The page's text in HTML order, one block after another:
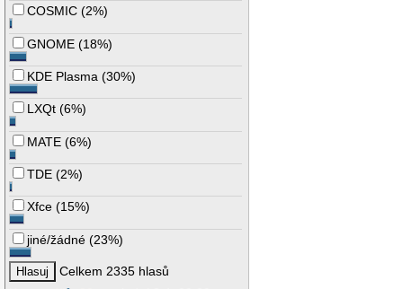
COSMIC (2%)
GNOME (18%)
KDE Plasma (30%)
LXQt (6%)
MATE (6%)
TDE (2%)
Xfce (15%)
jiné/žádné (23%)
Celkem 2335 hlasů